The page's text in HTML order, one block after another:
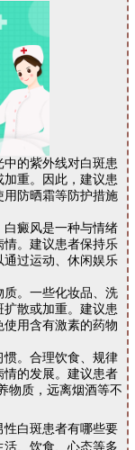
的紫外线对白斑患
重。因此，建议患
防晒霜等防护措施
癜风是一种与情绪
。建议患者保持乐
过运动、休闲娱乐
。一些化妆品、洗
散或加重。建议患
用含有激素的药物
。合理饮食、规律
的发展。建议患者
物质，远离烟酒等不
白斑患者有哪些要
、饮食、心态等多